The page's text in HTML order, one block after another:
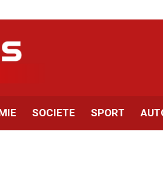
SOCIETE SPORT